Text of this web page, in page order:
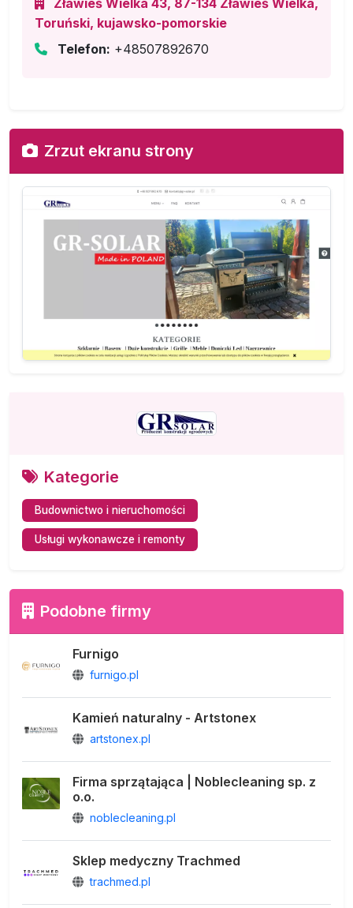
Zławieś Wielka 43, 87-134 Zławieś Wielka,
Toruński, kujawsko-pomorskie
Telefon: +48507892670
Zrzut ekranu strony
Kategorie
Budownictwo i nieruchomości
Usługi wykonawcze i remonty
Podobne firmy
Furnigo
furnigo.pl
Kamień naturalny - Artstonex
artstonex.pl
Firma sprzątająca | Noblecleaning sp. z
o.o.
noblecleaning.pl
Sklep medyczny Trachmed
trachmed.pl